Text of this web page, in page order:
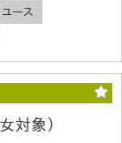
ユース
対象）